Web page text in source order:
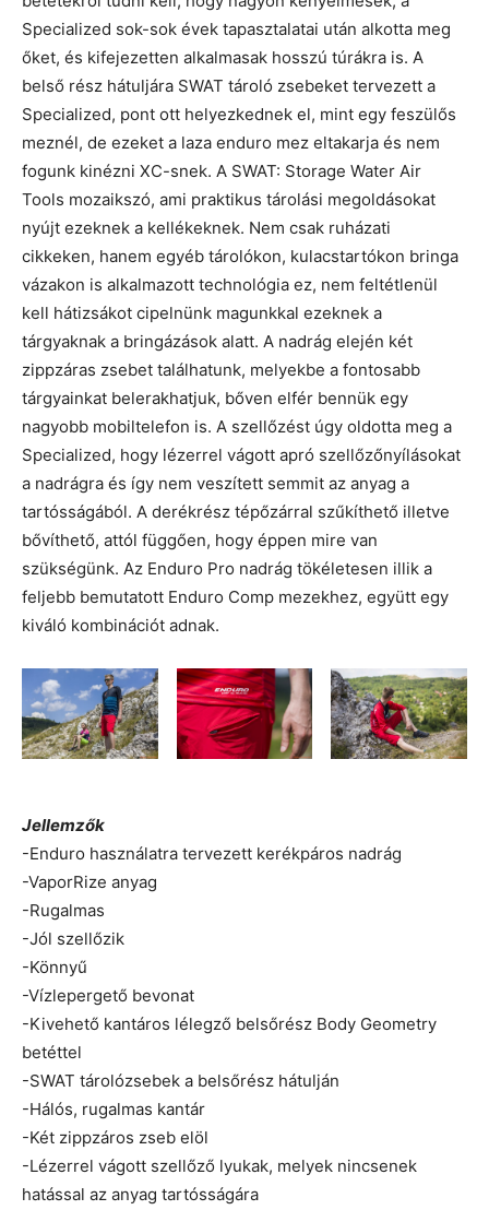
Specialized sok-sok évek tapasztalatai után alkotta meg
őket, és kifejezetten alkalmasak hosszú túrákra is. A
belső rész hátuljára SWAT tároló zsebeket tervezett a
Specialized, pont ott helyezkednek el, mint egy feszülős
meznél, de ezeket a laza enduro mez eltakarja és nem
fogunk kinézni XC-snek. A SWAT: Storage Water Air
Tools mozaikszó, ami praktikus tárolási megoldásokat
nyújt ezeknek a kellékeknek. Nem csak ruházati
cikkeken, hanem egyéb tárolókon, kulacstartókon bringa
vázakon is alkalmazott technológia ez, nem feltétlenül
kell hátizsákot cipelnünk magunkkal ezeknek a
tárgyaknak a bringázások alatt. A nadrág elején két
zippzáras zsebet találhatunk, melyekbe a fontosabb
tárgyainkat belerakhatjuk, bőven elfér bennük egy
nagyobb mobiltelefon is. A szellőzést úgy oldotta meg a
Specialized, hogy lézerrel vágott apró szellőzőnyílásokat
a nadrágra és így nem veszített semmit az anyag a
tartósságából. A derékrész tépőzárral szűkíthető illetve
bővíthető, attól függően, hogy éppen mire van
szükségünk. Az Enduro Pro nadrág tökéletesen illik a
feljebb bemutatott Enduro Comp mezekhez, együtt egy
kiváló kombinációt adnak.
Jellemzők
-Enduro használatra tervezett kerékpáros nadrág
-VaporRize anyag
-Rugalmas
-Jól szellőzik
-Könnyű
-Vízlepergető bevonat
-Kivehető kantáros lélegző belsőrész Body Geometry
betéttel
-SWAT tárolózsebek a belsőrész hátulján
-Hálós, rugalmas kantár
-Két zippzáros zseb elöl
-Lézerrel vágott szellőző lyukak, melyek nincsenek
hatással az anyag tartósságára